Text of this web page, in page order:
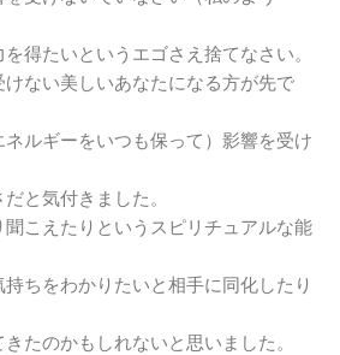
得たいというエゴさえ捨てなさい。
ない美しいあなたになる方が先で
ルギーをいつも保って）影響を受け
と気付きました。
こえたりというスピリチュアルな能
ちをわかりたいと相手に同化したり
たのかもしれないと思いました。